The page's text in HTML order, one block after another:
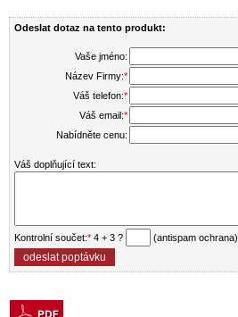
Odeslat dotaz na tento produkt:
Vaše jméno:
Název Firmy:*
Váš telefon:*
Váš email:*
Nabídněte cenu:
Váš doplňující text:
Kontrolní součet:* 4 + 3 ? (antispam ochrana)